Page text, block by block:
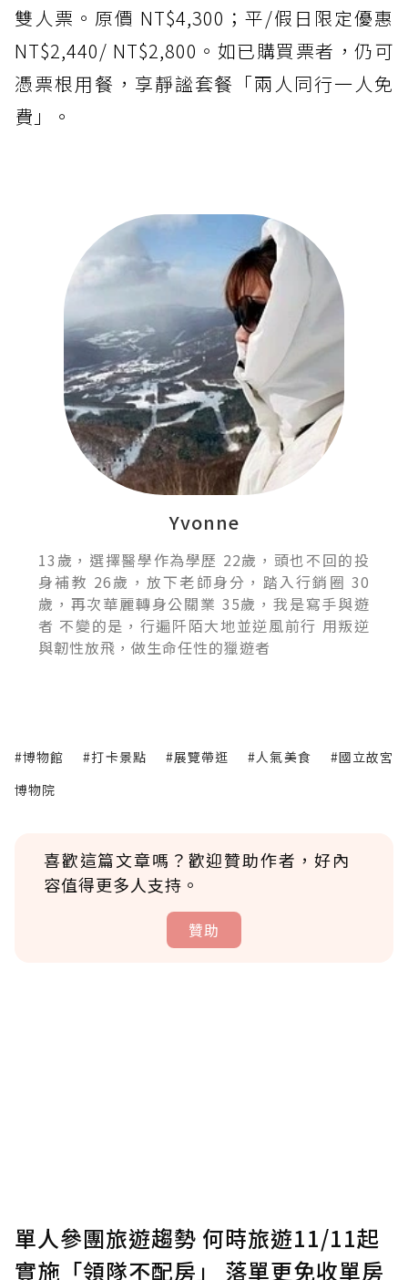
雙人票。原價 NT$4,300；平/假日限定優惠
NT$2,440/ NT$2,800。如已購買票者，仍可
憑票根用餐，享靜謐套餐「兩人同行一人免
費」。
Yvonne
13歲，選擇醫學作為學歷 22歲，頭也不回的投
身補教 26歲，放下老師身分，踏入行銷圈 30
歲，再次華麗轉身公關業 35歲，我是寫手與遊
者 不變的是，行遍阡陌大地並逆風前行 用叛逆
與韌性放飛，做生命任性的獵遊者
#博物館 #打卡景點 #展覽帶逛 #人氣美食
#國立故宮
博物院
喜歡這篇文章嗎？歡迎贊助作者，好內
容值得更多人支持。
贊助
確認送出
單人參團旅遊趨勢 何時旅遊11/11起
實施「領隊不配房」 落單更免收單房